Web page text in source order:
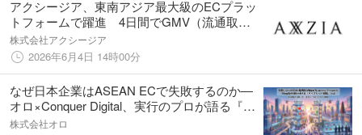
アクシージア、東南アジア最大級のECプラッ
トフォームで躍進 4日間でGMV（流通取引
総額）が1億円を突破
株式会社アクシージア
2026年6月4日 14時00分
なぜ日本企業はASEAN ECで失敗するのか―
オロ×Conquer Digital、実行のプロが語る『ハ
イブリッド戦略』6/16無料公開
株式会社オロ